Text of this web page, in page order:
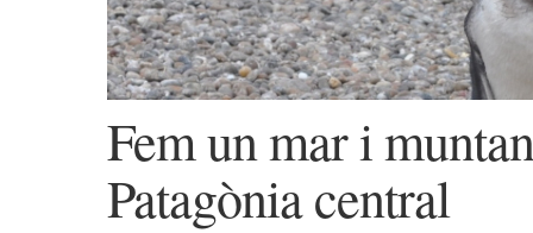
Fem un mar i
Patagònia central